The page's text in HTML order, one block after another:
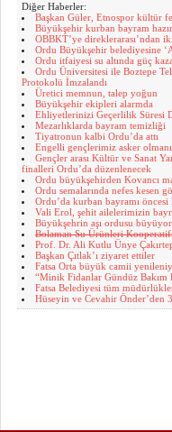
Diğer Haberler:
Başkan Güler, Etnospor kültür
Büyükşehir kurban bayram
OBBKT’ye direklerarası’ndan
Ordu Büyükşehir belediyesine
Ordu itfaiyesi su altında güç
Ordu Üniversitesi ile Boztepe
Protokolü İmzalandı
Üretici memnun, talep yoğun
Büyükşehir ekipleri alarmda
Ehliyetlerinizi Geçerlilik Süresi
Mezarlıklarda bayram temizliği
Tiyatronun kalbi Ordu’da attı
Engelli gençlerimiz asker
Gençler arası Kültür ve Sanat
finalleri Ordu’da düzenlenecek
Ordu büyükşehirden Kovancı
Ordu semalarında nefes kesen
Ordu’da kurban bayramı öncesi
Vali Erol, şehit ailelerimizin
Büyükşehrin aşı ordusu büyüyor
Bolaman Su Ürünleri
Prof. Dr. Ali Kutlu Ünye
Başkan Çıtlak’ı ziyaret ettiler
Fatsa Orta büyük camii
“Minik Fidanlar Gündüz Bakım
Fatsa Belediyesi tüm
Hüseyin ve Cevahir Önder’den